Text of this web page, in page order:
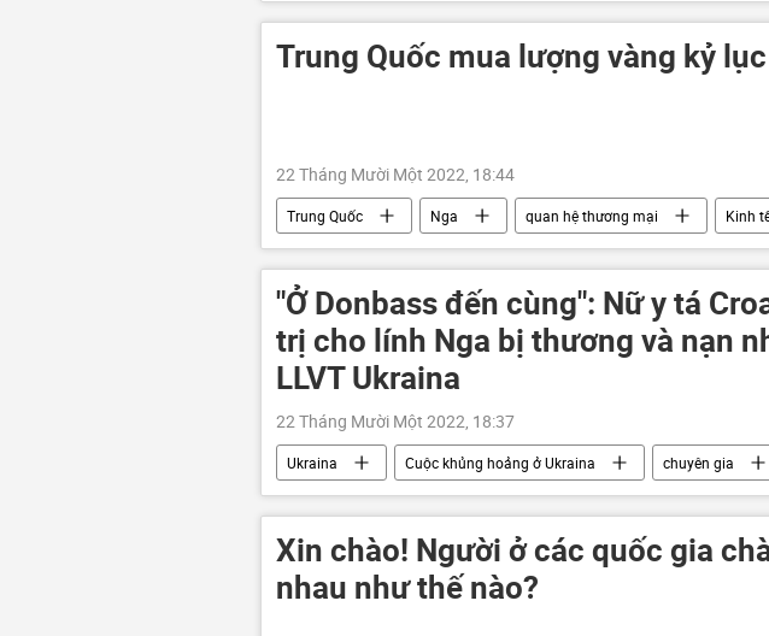
Trung Quốc mua lượng vàng kỷ
22 Tháng Mười Một 2022, 18:44
Trung Quốc Nga quan hệ thương mại Kinh
"Ở Donbass đến cùng": Nữ y tá
trị cho lính Nga bị thương và nạn
LLVT Ukraina
22 Tháng Mười Một 2022, 18:37
Ukraina Cuộc khủng hoảng ở Ukraina chuyên gia
tiểu đoàn "Azov"
khủng bố Xã hội Chuyện
Xin chào! Người ở các quốc gia
nhau như thế nào?